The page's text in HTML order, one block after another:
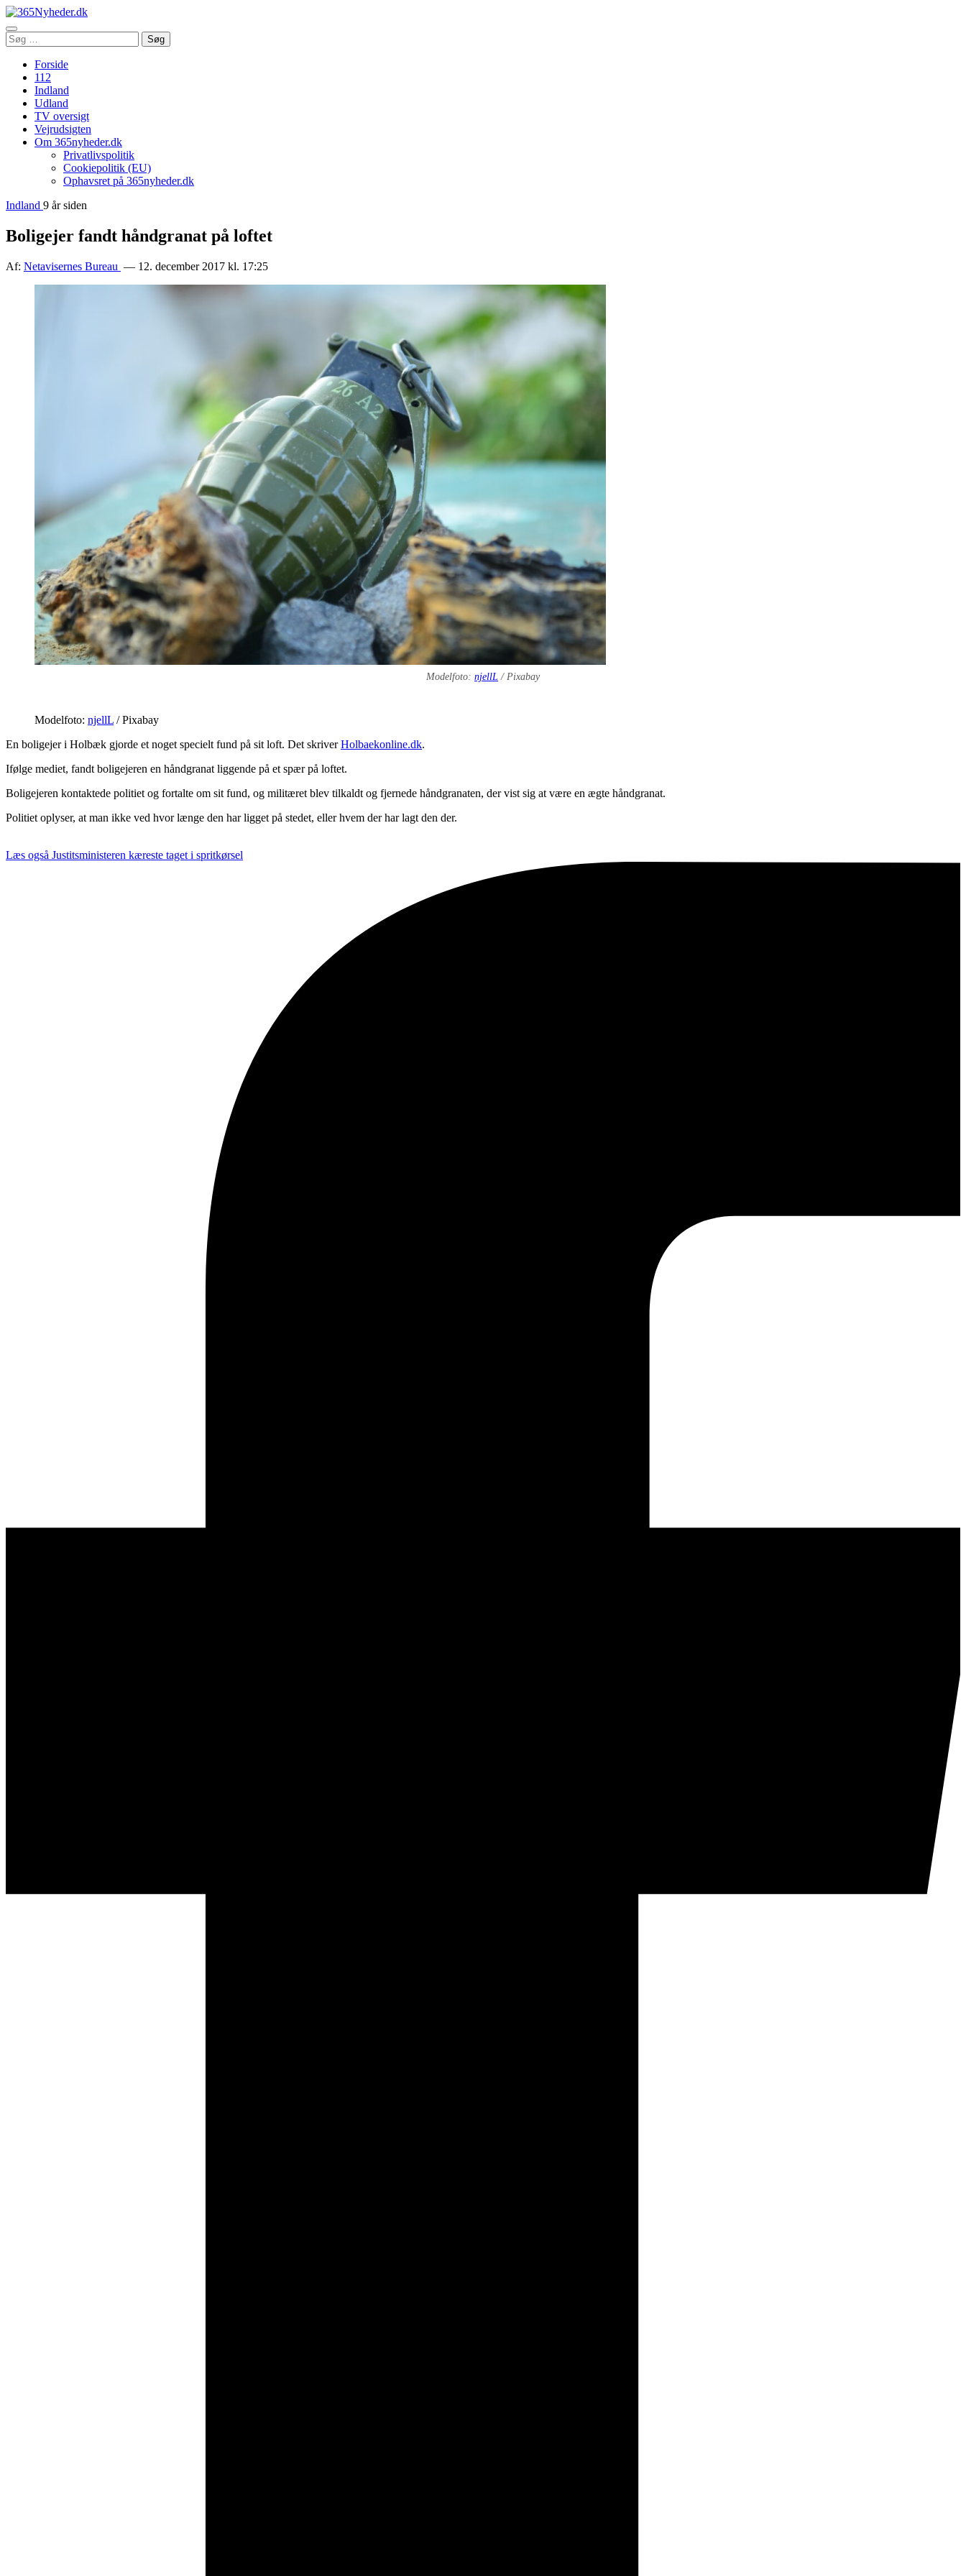
Åbn
menu
Søg
efter:
Søg
Forside
112
Indland
Udland
TV oversigt
Vejrudsigten
Om 365nyheder.dk
Privatlivspolitik
Cookiepolitik (EU)
Ophavsret på 365nyheder.dk
Indland 9 år siden
Boligejer fandt håndgranat på loftet
Af: Netavisernes Bureau — 12. december 2017 kl. 17:25
Modelfoto: njellL / Pixabay
Modelfoto: njellL / Pixabay
En boligejer i Holbæk gjorde et noget specielt fund på sit loft. Det skriverHolbaekonline.dk.
Ifølge mediet, fandt boligejeren en håndgranat liggende på et spær på loftet.
Boligejeren kontaktede politiet og fortalte om sit fund, og militæret blev tilkaldt og fjernede håndgranaten, der vist sig at være en ægte håndgranat.
Politiet oplyser, at man ikke ved hvor længe den har ligget på stedet, eller hvem der har lagt den der.
Læs også Justitsministeren kæreste taget i spritkørsel